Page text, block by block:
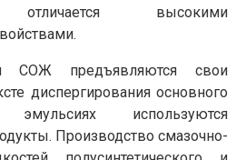
отличается высокими
предъявляются свои
диспергирования основного
используются
Производство смазочно-